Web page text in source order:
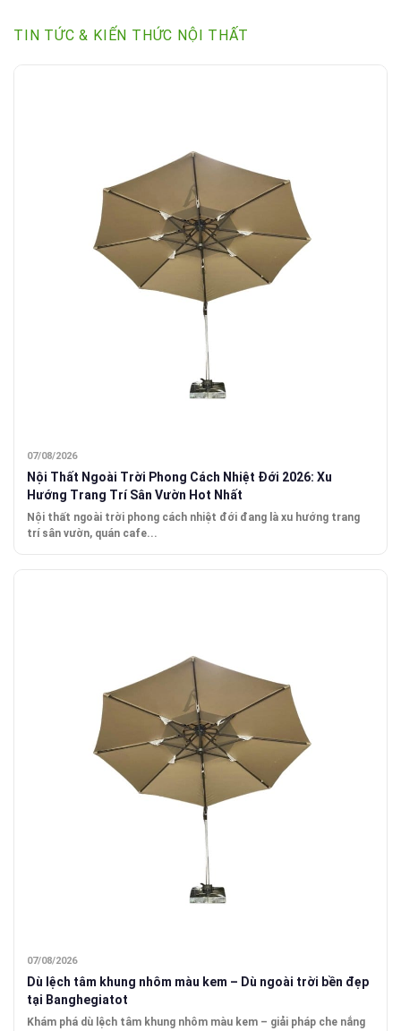
TIN TỨC & KIẾN THỨC NỘI THẤT
07/08/2026
Nội Thất Ngoài Trời Phong Cách Nhiệt Đới 2026: Xu
Hướng Trang Trí Sân Vườn Hot Nhất
Nội thất ngoài trời phong cách nhiệt đới đang là xu hướng trang
trí sân vườn, quán cafe...
07/08/2026
Dù lệch tâm khung nhôm màu kem – Dù ngoài trời bền đẹp
tại Banghegiatot
Khám phá dù lệch tâm khung nhôm màu kem – giải pháp che nắng